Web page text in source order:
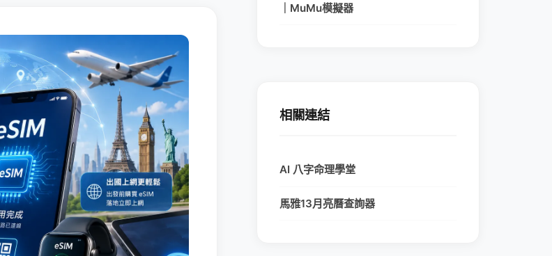
｜MuMu模擬器
相關連結
AI 八字命理學堂
馬雅13月亮曆查詢器